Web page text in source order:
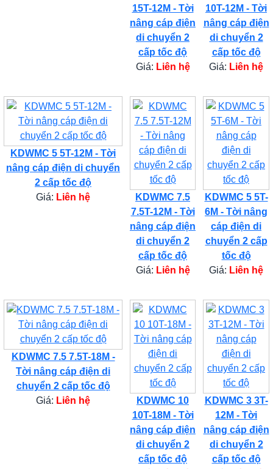
15T-12M - Tời
nâng cáp điện
di chuyển 2
cấp tốc độ
Giá: Liên hệ
10T-12M - Tời
nâng cáp điện
di chuyển 2
cấp tốc độ
Giá: Liên hệ
KDWMC 5 5T-12M - Tời
nâng cáp điện di chuyển
2 cấp tốc độ
Giá: Liên hệ
KDWMC 7.5
7.5T-12M - Tời
nâng cáp điện
di chuyển 2
cấp tốc độ
Giá: Liên hệ
KDWMC 5 5T-
6M - Tời nâng
cáp điện di
chuyển 2 cấp
tốc độ
Giá: Liên hệ
KDWMC 7.5 7.5T-18M -
Tời nâng cáp điện di
chuyển 2 cấp tốc độ
Giá: Liên hệ
KDWMC 10
10T-18M - Tời
nâng cáp điện
di chuyển 2
cấp tốc độ
KDWMC 3 3T-
12M - Tời
nâng cáp điện
di chuyển 2
cấp tốc độ